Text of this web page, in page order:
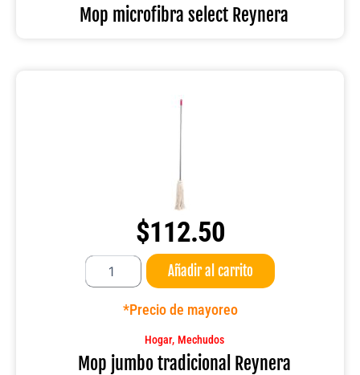
Mop microfibra select Reynera
$112.50
Mop
jumbo
tradicional
Añadir al carrito
*Precio de mayoreo
Hogar, Mechudos
Mop jumbo tradicional Reynera